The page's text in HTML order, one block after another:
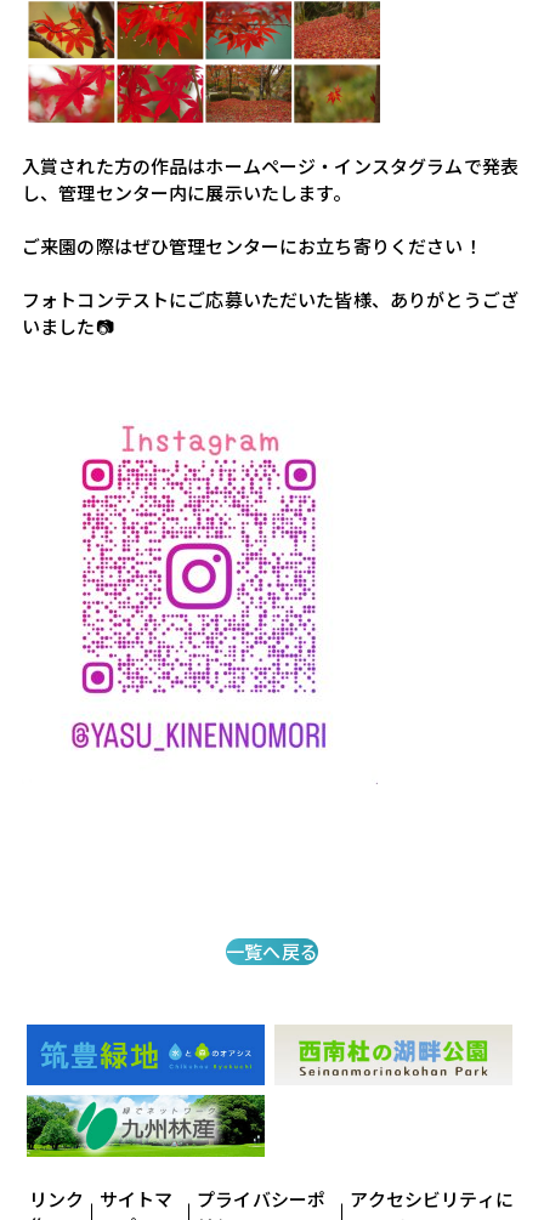
入賞された方の作品はホームページ・インスタグラムで発表
し、管理センター内に展示いたします。
ご来園の際はぜひ管理センターにお立ち寄りください！
フォトコンテストにご応募いただいた皆様、ありがとうござ
いました📷
一覧へ戻る
リンク
サイトマ
プライバシーポ
アクセシビリティに